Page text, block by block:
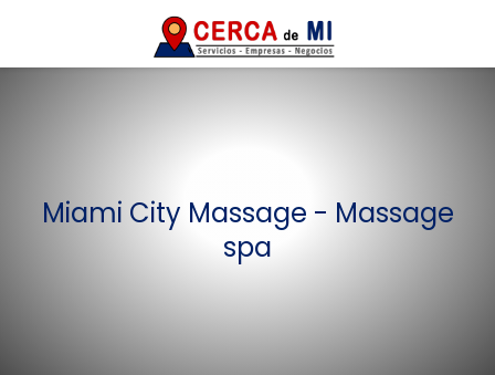
Miami City Massage - Massage
spa